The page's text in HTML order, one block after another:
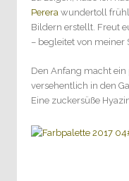
Perera wundertoll
Bildern erstellt. Freut
– begleitet von meiner
Den Anfang macht ein
versehentlich in den
Eine zuckersüße